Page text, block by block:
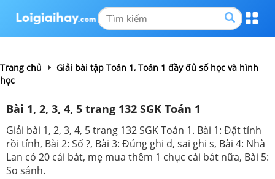
Trang chủ
Giải bài tập Toán 1, Toán 1 đầy đủ số học và hình
học
Bài 1, 2, 3, 4, 5 trang 132 SGK Toán 1
Giải bài 1, 2, 3, 4, 5 trang 132 SGK Toán 1. Bài 1: Đặt tính
rồi tính, Bài 2: Số ?, Bài 3: Đúng ghi đ, sai ghi s, Bài 4: Nhà
Lan có 20 cái bát, mẹ mua thêm 1 chục cái bát nữa, Bài 5:
So sánh.